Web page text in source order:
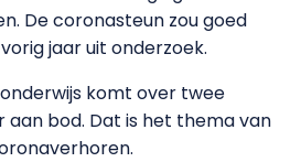
De coronasteun zou goed
jaar uit onderzoek.
komt over twee
aan bod. Dat is het thema van